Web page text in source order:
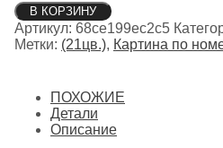
Количество
товара
Картины
В КОРЗИНУ
Артикул: 68ce199ec2c5
Метки: (21цв.), Картина по
ПОХОЖИЕ
Детали
Описание